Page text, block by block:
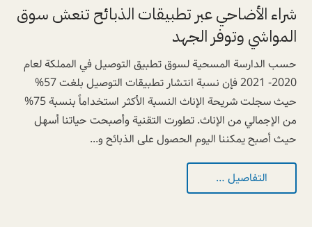
شراء الأضاحي عبر تطبيقات الذبائح تنعش سوق
المواشي وتوفر الجهد
حسب الدارسة المسحية لسوق تطبيق التوصيل في المملكة لعام
2020- 2021 فإن نسبة انتشار تطبيقات التوصيل بلغت 57%
حيث سجلت شريحة الإناث النسبة الأكثر استخداماً بنسبة 75%
من الإجمالي من الإناث. تطورت التقنية وأصبحت حياتنا أسهل
حيث أصبح يمكننا اليوم الحصول على الذبائح و...
التفاصيل …